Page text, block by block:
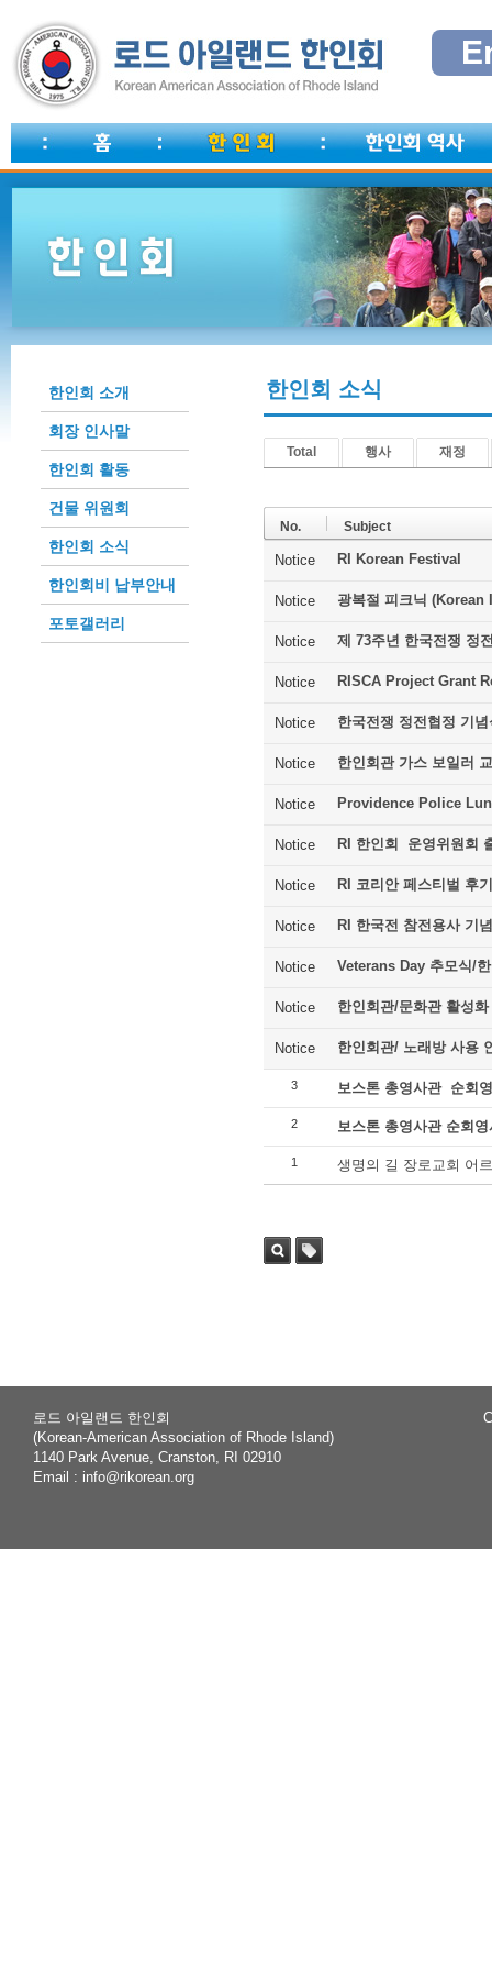
한인회 소개
회장 인사말
한인회 활동
건물 위원회
한인회 소식
한인회비 납부안내
포토갤러리
한인회 소식
Total 행사 재정
No. Subject
Notice RI Korean Festival
Notice 광복절 피크닉
Notice 제 73주년 한국전쟁 정
Notice RISCA Project Grant
Notice 한국전쟁 정전협정 기념
Notice 한인회관 가스 보일러
Notice Providence Police
Notice RI 한인회 운영위원회
Notice RI 코리안 페스티벌 후기
Notice RI 한국전 참전용사 기
Notice Veterans Day 추모식/
Notice 한인회관/문화관 활성화
Notice 한인회관/ 노래방 사용
3 보스톤 총영사관 순회
2 보스톤 총영사관 순회
1 생명의 길 장로교회 어
로드 아일랜드 한인회
(Korean-American Association of Rhode Island)
1140 Park Avenue, Cranston, RI 02910
Email : info@rikorean.org